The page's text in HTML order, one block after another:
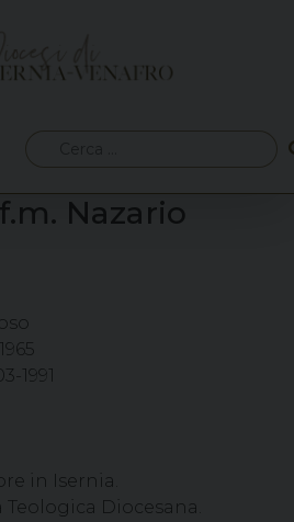
per:
Nazario
1991
in Isernia.
Diocesana.